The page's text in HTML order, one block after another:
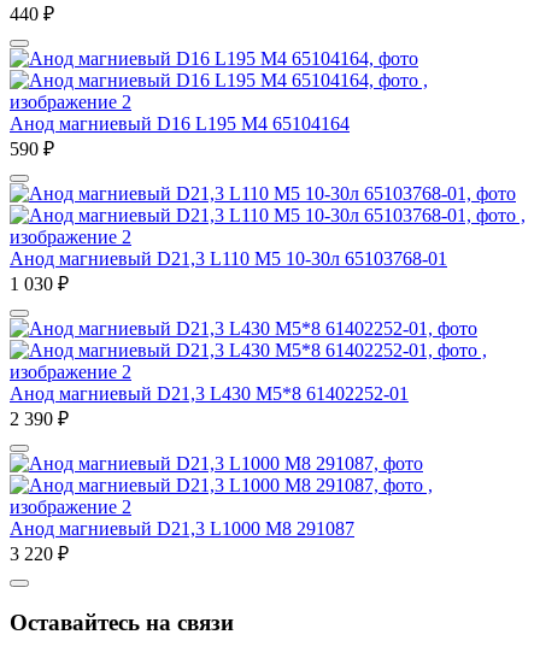
440 ₽
Анод магниевый D16 L195 M4 65104164
590 ₽
Анод магниевый D21,3 L110 M5 10-30л 65103768-01
1 030 ₽
Анод магниевый D21,3 L430 M5*8 61402252-01
2 390 ₽
Анод магниевый D21,3 L1000 M8 291087
3 220 ₽
Оставайтесь на связи